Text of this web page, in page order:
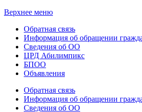
Верхнее меню
Обратная связь
Информация об обращении
Сведения об ОО
ЦРД Абилимпикс
БПОО
Объявления
Обратная связь
Информация об обращении
Сведения об ОО